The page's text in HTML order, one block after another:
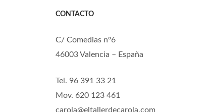
CONTACTO
C/ Comedias nº6
46003 Valencia – España
Tel. 96 391 33 21
Mov. 620 123 461
carola@eltallerdecarola.com